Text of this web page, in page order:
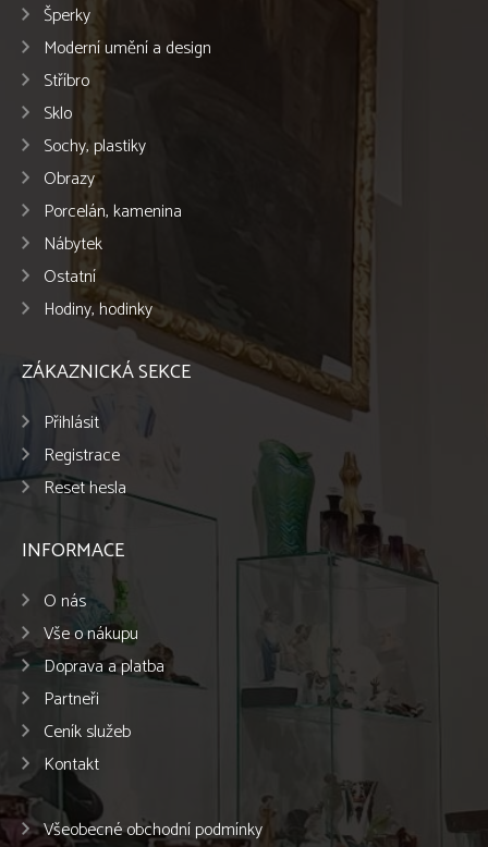
Šperky
Moderní umění a design
Stříbro
Sklo
Sochy, plastiky
Obrazy
Porcelán, kamenina
Nábytek
Ostatní
Hodiny, hodinky
ZÁKAZNICKÁ SEKCE
Přihlásit
Registrace
Reset hesla
INFORMACE
O nás
Vše o nákupu
Doprava a platba
Partneři
Ceník služeb
Kontakt
Všeobecné obchodní podmínky